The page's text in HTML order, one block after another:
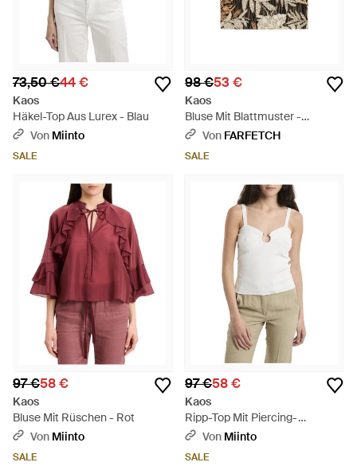
73,50 €44 €
Kaos
Häkel-Top Aus Lurex - Blau
Von Miinto
SALE
98 €53 €
Kaos
Bluse Mit Blattmuster -
Mettallic
Von FARFETCH
SALE
97 €58 €
Kaos
Bluse Mit Rüschen - Rot
Von Miinto
SALE
97 €58 €
Kaos
Ripp-Top Mit Piercing-
Accessoire Und Trägern -
Von Miinto
SALE